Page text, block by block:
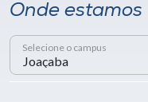
Onde estamos
Selecione o campus